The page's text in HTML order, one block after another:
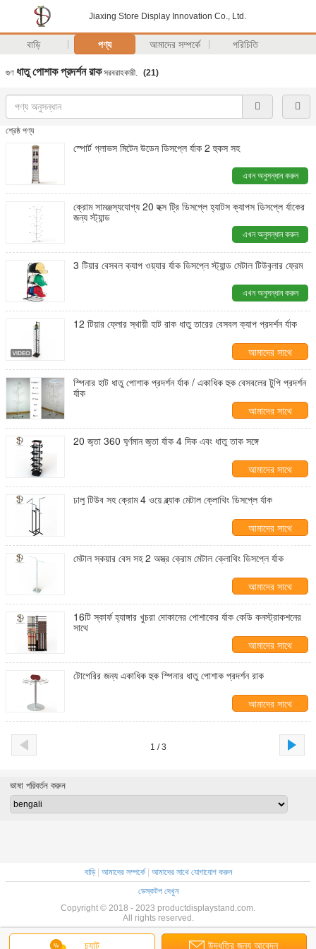
Jiaxing Store Display Innovation Co., Ltd.
বাড়ি পণ্য আমাদের সম্পর্কে পরিচিতি
গুণ ধাতু পোশাক প্রদর্শন রাকসরবরাহকারী. (21)
শ্রেষ্ঠ পণ্য
স্পোর্ট গ্লাভস মিটেন উডেন ডিসপ্লে র্যাক 2 হুকস সহ
এখন অনুসন্ধান করুন
ক্রোম সামঞ্জস্যযোগ্য 20 হুক্স ট্রি ডিসপ্লে হ্যাটস ক্যাপস ডিসপ্লে র্যাকের
জন্য স্ট্যান্ড
এখন অনুসন্ধান করুন
3 টিয়ার বেসবল ক্যাপ ওয়্যার র্যাক ডিসপ্লে স্ট্যান্ড মেটাল টিউবুলার ফ্রেম
এখন অনুসন্ধান করুন
12 টিয়ার ফ্লোর স্থায়ী হাট রাক ধাতু তারের বেসবল ক্যাপ প্রদর্শন র্যাক
আমাদের সাথে
যোগাযোগ করুন
স্পিনার হাট ধাতু পোশাক প্রদর্শন র্যাক / একাধিক হুক বেসবলের টুপি প্রদর্শন
র্যাক
আমাদের সাথে
যোগাযোগ করুন
20 জুতা 360 ঘূর্ণমান জুতা র্যাক 4 দিক এবং ধাতু তাক সঙ্গে
আমাদের সাথে
যোগাযোগ করুন
ঢালু টিউব সহ ক্রোম 4 ওয়ে ব্ল্যাক মেটাল ক্লোথিং ডিসপ্লে র্যাক
আমাদের সাথে
যোগাযোগ করুন
মেটাল স্কয়ার বেস সহ 2 অস্ত্র ক্রোম মেটাল ক্লোথিং ডিসপ্লে র্যাক
আমাদের সাথে
যোগাযোগ করুন
16টি স্কার্ফ হ্যাঙ্গার খুচরা দোকানের পোশাকের র্যাক কেডি কনস্ট্রাকশনের
সাথে
আমাদের সাথে
যোগাযোগ করুন
টোগেরির জন্য একাধিক হুক স্পিনার ধাতু পোশাক প্রদর্শন রাক
আমাদের সাথে
যোগাযোগ করুন
1 / 3
চ্যাট উদ্ধৃতির জন্য আবেদন
ভাষা পরিবর্তন করুন
বাড়ি| আমাদের সম্পর্কে| আমাদের সাথে যোগাযোগ করুন
ডেস্কটপ দেখুন
Copyright © 2018 - 2023 productdisplaystand.com.
All rights reserved.